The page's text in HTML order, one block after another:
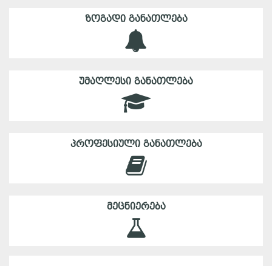
ᲖᲝᲒᲐᲓᲘ ᲒᲐᲜᲐᲗᲚᲔᲑᲐ
ᲣᲛᲐᲦᲚᲔᲡᲘ ᲒᲐᲜᲐᲗᲚᲔᲑᲐ
ᲞᲠᲝᲤᲔᲡᲘᲣᲚᲘ ᲒᲐᲜᲐᲗᲚᲔᲑᲐ
ᲛᲔᲪᲜᲘᲔᲠᲔᲑᲐ